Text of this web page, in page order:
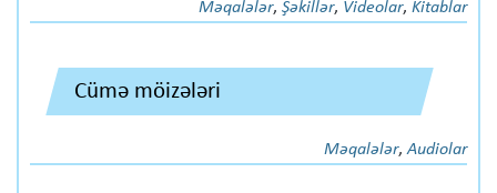
Məqalələr, Şəkillər, Videolar, Kitablar
Cümə möizələri
Məqalələr,Audiolar